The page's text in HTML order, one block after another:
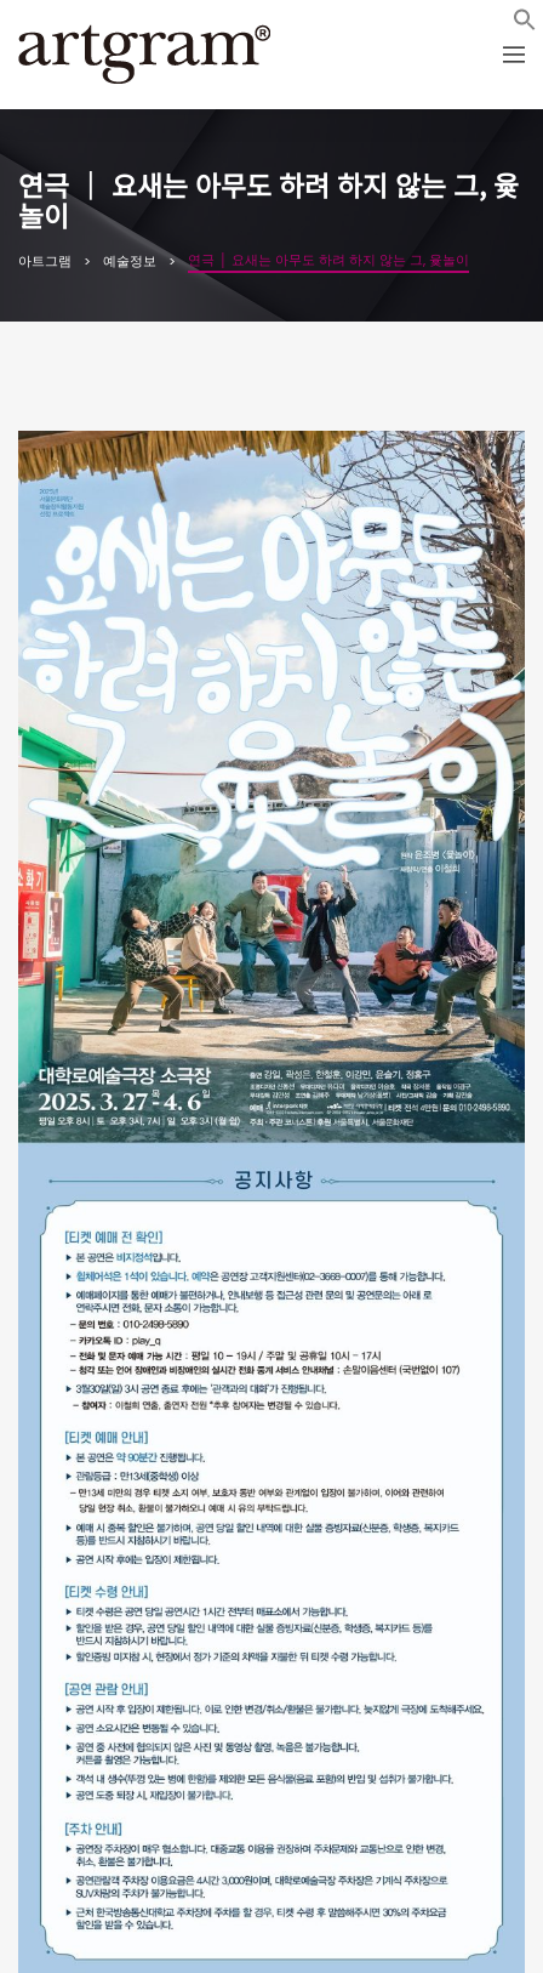
연극 │ 요새는 아무도 하려 하지 않는 그, 윷
놀이
아트그램 예술정보 연극 │ 요새는 아무도 하려 하지 않는 그, 윷놀이